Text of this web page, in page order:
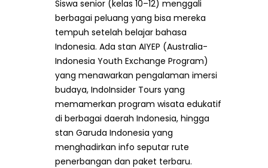
Siswa senior (kelas 10–12) menggali
berbagai peluang yang bisa mereka
tempuh setelah belajar bahasa
Indonesia. Ada stan AIYEP (Australia-
Indonesia Youth Exchange Program)
yang menawarkan pengalaman imersi
budaya, IndoInsider Tours yang
memamerkan program wisata edukatif
di berbagai daerah Indonesia, hingga
stan Garuda Indonesia yang
menghadirkan info seputar rute
penerbangan dan paket terbaru.